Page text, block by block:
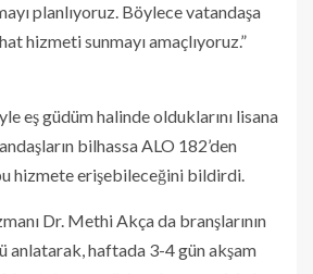
planlıyoruz. Böylece vatandaşa
hizmeti sunmayı amaçlıyoruz.”
eş güdüm halinde olduklarını lisana
bilhassa ALO 182’den
hizmete erişebileceğini bildirdi.
Dr. Methi Akça da branşlarının
anlatarak, haftada 3-4 gün akşam